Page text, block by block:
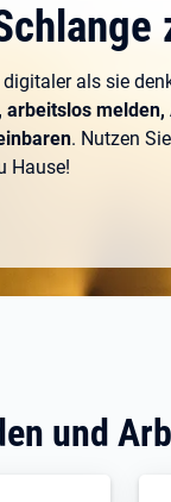
als sie
. Nutzen
Hause!
und